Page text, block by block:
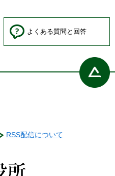
よくある質問と回答
RSS配信について